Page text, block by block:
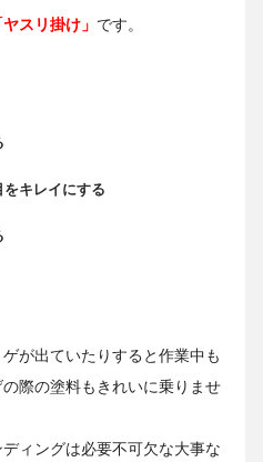
ヤスリ掛け」 です。
キレイにする
が出ていたりすると作業中も
際の塗料もきれいに乗りませ
ィングは必要不可欠な大事な